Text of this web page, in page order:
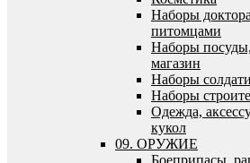
Наборы
питомцами
Наборы
магазин
Наборы
Наборы
Одежда,
кукол
09. ОРУЖИЕ
Боеприпасы,